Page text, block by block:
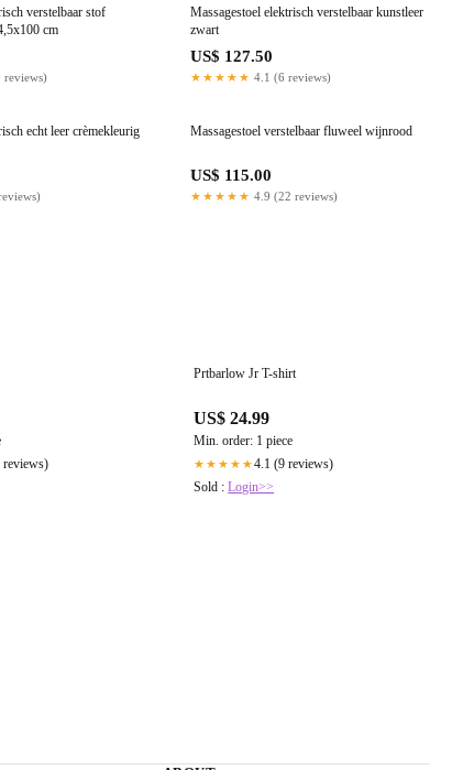
verstelbaar stof
cm
reviews)
Massagestoel elektrisch verstelbaar kunstleer
zwart
US$ 127.50
★★★★★ 4.1 (6 reviews)
echt leer crèmekleurig Massagestoel verstelbaar fluweel wijnrood
US$ 115.00
★★★★★ 4.9 (22 reviews)
reviews)
Prtbarlow Jr T-shirt
US$ 24.99
Min. order: 1 piece
★★★★★4.1 (9 reviews)
Sold :Login>>